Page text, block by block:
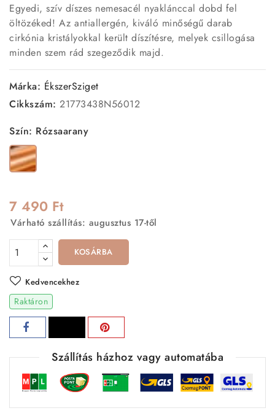
Egyedi, szív díszes nemesacél nyaklánccal dobd fel
öltözéked! Az antiallergén, kiváló minőségű darab
cirkónia kristályokkal került díszítésre, melyek csillogása
minden szem rád szegeződik majd.
Márka: ÉkszerSziget
Cikkszám: 21773438N56012
Szín: Rózsaarany
Rózsaarany
7 490 Ft
Várható szállítás: augusztus 17-től
KOSÁRBA
Kedvencekhez
Raktáron
Szállítás házhoz vagy automatába